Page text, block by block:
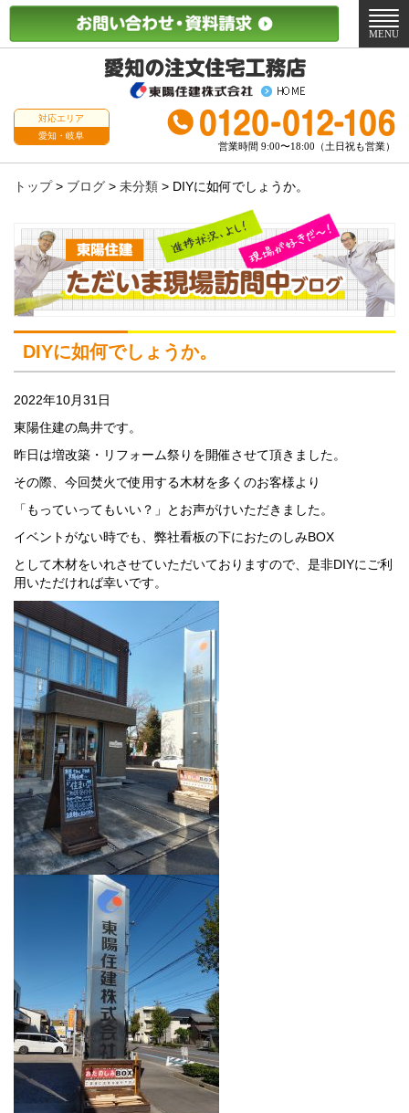
対応エリア
愛知・岐阜
営業時間 9:00〜18:00（土日祝も営業）
メ
ニ
MENU
トップ> ブログ > 未分類 > DIYに如何でしょうか。
DIYに如何でしょうか。
2022年10月31日
東陽住建の鳥井です。
昨日は増改築・リフォーム祭りを開催させて頂きました。
その際、今回焚火で使用する木材を多くのお客様より
「もっていってもいい？」とお声がけいただきました。
イベントがない時でも、弊社看板の下におたのしみBOX
として木材をいれさせていただいておりますので、是非DIYにご利
用いただければ幸いです。